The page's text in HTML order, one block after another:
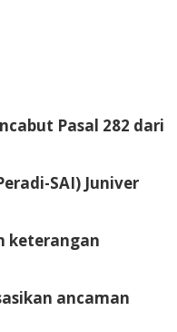
Pasal 282 dari
SAI) Juniver
keterangan
ancaman